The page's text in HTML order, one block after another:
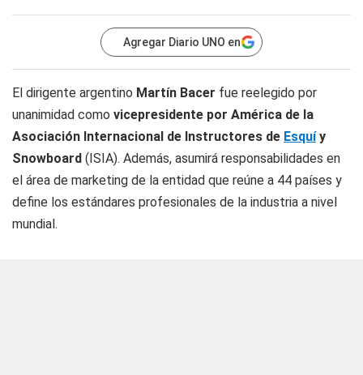
Agregar Diario UNO en
El dirigente argentino Martín Bacer fue reelegido por
unanimidad como vicepresidente por América de la
Asociación Internacional de Instructores de Esquíy
Snowboard (ISIA). Además, asumirá responsabilidades en
el área de marketing de la entidad que reúne a 44 países y
define los estándares profesionales de la industria a nivel
mundial.